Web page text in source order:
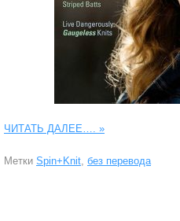
ЧИТАТЬ ДАЛЕЕ…. »
Метки Spin+Knit, без перевода